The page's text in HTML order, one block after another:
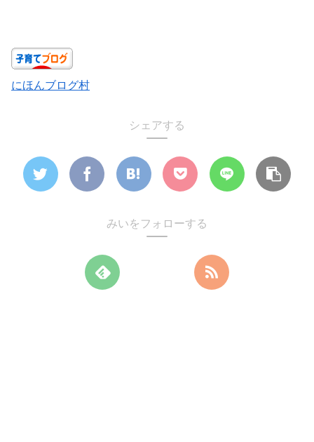
にほんブログ村
シェアする
みいをフォローする